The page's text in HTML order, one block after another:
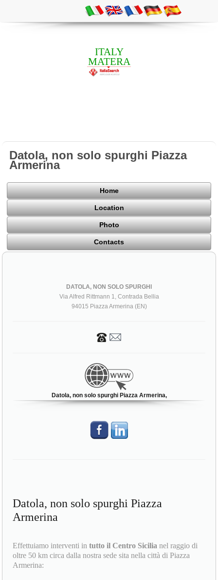
ITALY
MATERA
Datola, non solo spurghi Piazza
Armerina
Home
Location
Photo
Contacts
DATOLA, NON SOLO SPURGHI
Via Alfred Rittmann 1, Contrada Bellia
94015 Piazza Armerina (EN)
Datola, non solo spurghi Piazza Armerina,
Datola, non solo spurghi Piazza
Armerina
Effettuiamo interventi intutto il Centro Sicilia nel raggio di
oltre 50 km circa dalla nostra sede sita nella città di Piazza
Armerina: